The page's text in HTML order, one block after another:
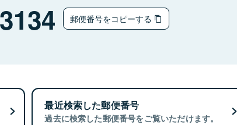
郵便番号をコピーする
最近検索した郵便番号
過去に検索した郵便番号をご覧いただけます。